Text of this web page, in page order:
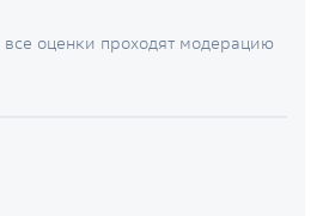
оценки проходят модерацию